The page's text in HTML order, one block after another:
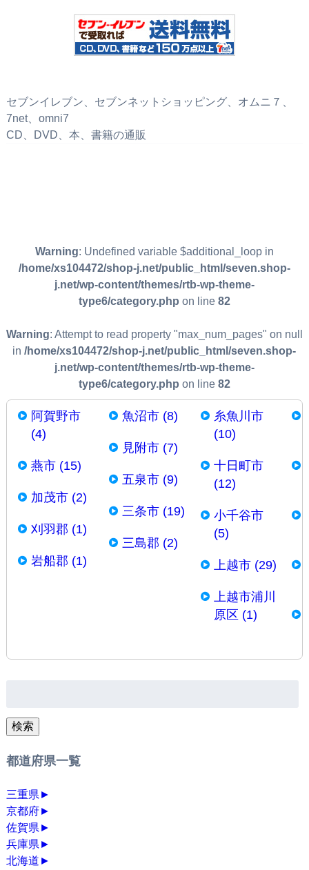
セブンイレブン、セブンネットショッピング、オムニ７、
7net、omni7
CD、DVD、本、書籍の通販
Warning: Undefined variable $additional_loop in
/home/xs104472/shop-j.net/public_html/seven.shop-
j.net/wp-content/themes/rtb-wp-theme-
type6/category.php on line 82
Warning: Attempt to read property "max_num_pages" on null
in/home/xs104472/shop-j.net/public_html/seven.shop-
j.net/wp-content/themes/rtb-wp-theme-
type6/category.php on line 82
阿賀野市
(4)
燕市 (15)
加茂市 (2)
刈羽郡 (1)
岩船郡 (1)
魚沼市 (8)
見附市 (7)
五泉市 (9)
三条市 (19)
三島郡 (2)
糸魚川市
(10)
十日町市
(12)
小千谷市
(5)
上越市 (29)
上越市浦川
原区 (1)
検索
都道府県一覧
三重県 ►
京都府►
佐賀県 ►
兵庫県 ►
北海道 ►